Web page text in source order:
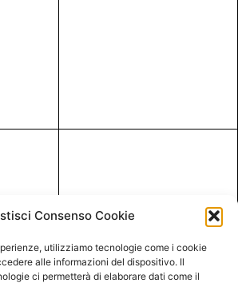
Consenso Cookie
utilizziamo tecnologie come i cookie
alle informazioni del dispositivo. Il
ci permetterà di elaborare dati come il